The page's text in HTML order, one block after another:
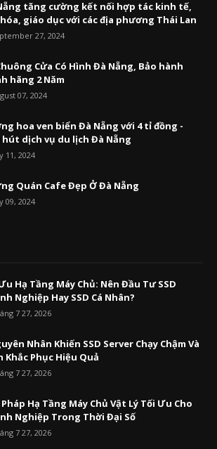
tăng cường kết nối hợp tác kinh tế,
giáo dục với các địa phương Thái Lan
27, 2024
Cửa Có Hình Đà Nẵng, Bảo hành
hãng 2 Năm
07, 2024
hoa ven biển Đà Nẵng với 4 tỉ đồng -
hút dịch vụ du lịch Đà Nẵng
11, 2024
Quán Cafe Đẹp Ở Đà Nẵng
09, 2024
Hạ Tầng Máy Chủ: Nên Đầu Tư SSD
Nghiệp Hay SSD Cá Nhân?
7 27, 2026
Nhân Khiến SSD Server Chạy Chậm Và
Khắc Phục Hiệu Quả
7 27, 2026
Hạ Tầng Máy Chủ Vật Lý Tối Ưu Cho
Nghiệp Trong Thời Đại Số
7 27, 2026